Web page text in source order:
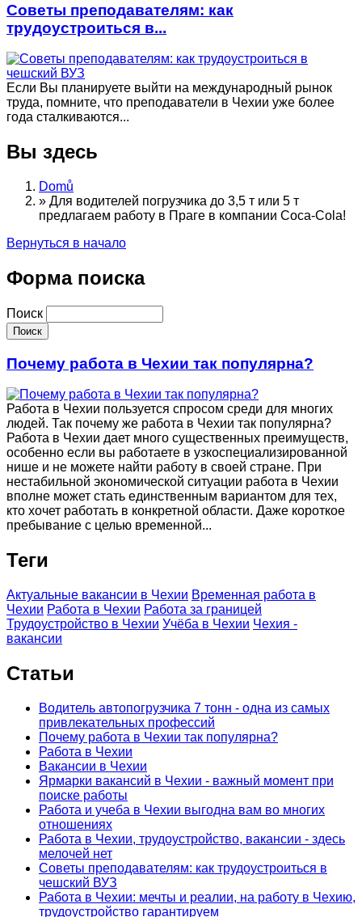
Советы преподавателям: как
трудоустроиться в...
Если Вы планируете выйти на международный рынок
труда, помните, что преподаватели в Чехии уже более
года сталкиваются...
Вы здесь
Domů
» Для водителей погрузчика до 3,5 т или 5 т
предлагаем работу в Праге в компании Coca-Cola!
Вернуться в начало
Форма поиска
Поиск
Почему работа в Чехии так популярна?
Работа в Чехии пользуется спросом среди для многих
людей. Так почему же работа в Чехии так популярна?
Работа в Чехии дает много существенных преимуществ,
особенно если вы работаете в узкоспециализированной
нише и не можете найти работу в своей стране. При
нестабильной экономической ситуации работа в Чехии
вполне может стать единственным вариантом для тех,
кто хочет работать в конкретной области. Даже короткое
пребывание с целью временной...
Теги
Актуальные вакансии в Чехии Временная работа в
Чехии Работа в Чехии Работа за границей
Трудоустройство в Чехии Учёба в Чехии Чехия -
вакансии
Статьи
Водитель автопогрузчика 7 тонн - одна из самых
привлекательных профессий
Почему работа в Чехии так популярна?
Работа в Чехии
Вакансии в Чехии
Ярмарки вакансий в Чехии - важный момент при
поиске работы
Работа и учеба в Чехии выгодна вам во многих
отношениях
Работа в Чехии, трудоустройство, вакансии - здесь
мелочей нет
Советы преподавателям: как трудоустроиться в
чешский ВУЗ
Работа в Чехии: мечты и реалии, на работу в Чехию,
трудоустройство гарантируем